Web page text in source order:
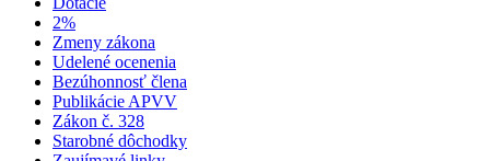
2%
Zmeny zákona
Udelené ocenenia
Bezúhonnosť člena
Publikácie APVV
Zákon č. 328
Starobné dôchodky